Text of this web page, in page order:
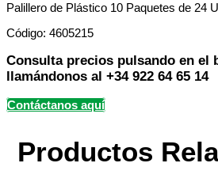
Palillero de Plástico 10 Paquetes de 24
Código: 4605215
Consulta precios pulsando en el
llamándonos al +34 922 64 65 14
Contáctanos aquí
Productos